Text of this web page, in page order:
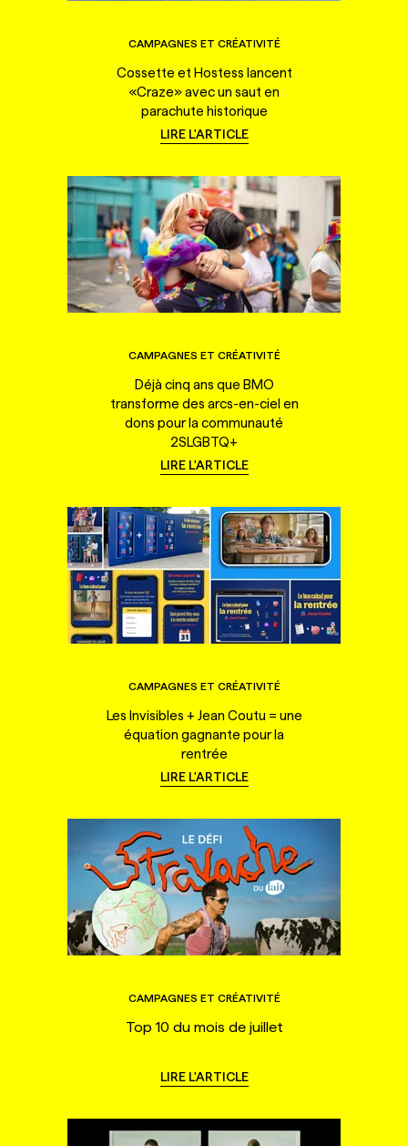
CAMPAGNES ET CRÉATIVITÉ
Cossette et Hostess lancent
«Craze» avec un saut en
parachute historique
LIRE L'ARTICLE
CAMPAGNES ET CRÉATIVITÉ
Déjà cinq ans que BMO
transforme des arcs-en-ciel en
dons pour la communauté
2SLGBTQ+
LIRE L'ARTICLE
CAMPAGNES ET CRÉATIVITÉ
Les Invisibles + Jean Coutu = une
équation gagnante pour la
rentrée
LIRE L'ARTICLE
CAMPAGNES ET CRÉATIVITÉ
Top 10 du mois de juillet
LIRE L'ARTICLE